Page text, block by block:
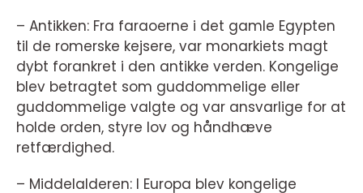
– Antikken: Fra faraoerne i det gamle Egypten
til de romerske kejsere, var monarkiets magt
dybt forankret i den antikke verden. Kongelige
blev betragtet som guddommelige eller
guddommelige valgte og var ansvarlige for at
holde orden, styre lov og håndhæve
retfærdighed.
– Middelalderen: I Europa blev kongelige